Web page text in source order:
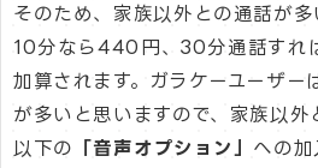
そのため、家族以外との通話が多
10分なら440円、30分通話すれ
加算されます。ガラケーユーザー
が多いと思いますので、家族以外
以下の
「音声オプション」 への加